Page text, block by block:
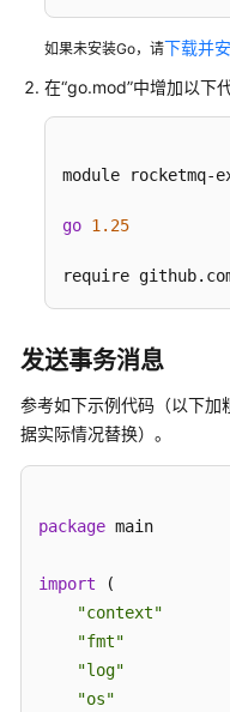
收
连
接
息
Java（TCP
议）
协
Go（TCP
协
议）
收
如果未安装Go，请下载并
在“go.mod”中增加以下
module rocketmq-
go 1.25
require
发送事务消息
参考如下示例代码（以下加
据实际情况替换）。
package main
import (
"context"
"fmt"
"log"
"os"